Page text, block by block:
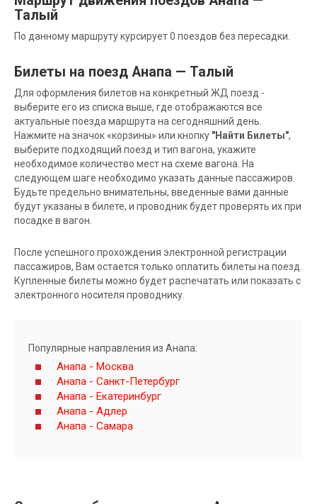
Талый
По данному маршруту курсирует 0 поездов без пересадки.
Билеты на поезд Анапа — Талый
Для оформления билетов на конкретный ЖД поезд -
выберите его из списка выше, где отображаются все
актуальные поезда маршрута на сегодняшний день.
Нажмите на значок «корзины» или кнопку "Найти Билеты",
выберите подходящий поезд и тип вагона, укажите
необходимое количество мест на схеме вагона. На
следующем шаге необходимо указать данные пассажиров.
Будьте предельно внимательны, введенные вами данные
будут указаны в билете, и проводник будет проверять их при
посадке в вагон.
После успешного прохождения электронной регистрации
пассажиров, Вам остается только оплатить билеты на поезд.
Купленные билеты можно будет распечатать или показать с
электронного носителя проводнику.
Популярные направления из Анапа:
Анапа - Москва
Анапа - Санкт-Петербург
Анапа - Екатеринбург
Анапа - Адлер
Анапа - Самара